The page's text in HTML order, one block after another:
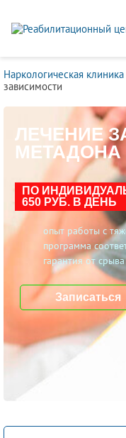
Наркологическая
зависимости
ЛЕЧЕНИЕ
МЕТАДОНА
ПО
650 РУБ. В ДЕНЬ
опыт работы с
программа
гарантия от
Записаться